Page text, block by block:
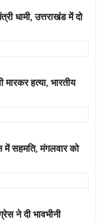
धामी, उत्तराखंड में दो
हत्या, भारतीय
में सहमति, मंगलवार को
ने दी भावभीनी